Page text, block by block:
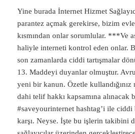
Yine burada İnternet Hizmet
parantez açmak gerekirse, bizim
kısmından onlar sorumlular. ***Ve
haliyle interneti kontrol eden onlar.
son zamanlarda ciddi tartışmalar
13. Maddeyi duyanlar olmuştur.
yeni bir kanun. Özetle
dahi telif hakkı kapsamına alınacak
#saveyourinternet hashtag’i ile
karşı. Neyse. İşte bu işlerin takibini